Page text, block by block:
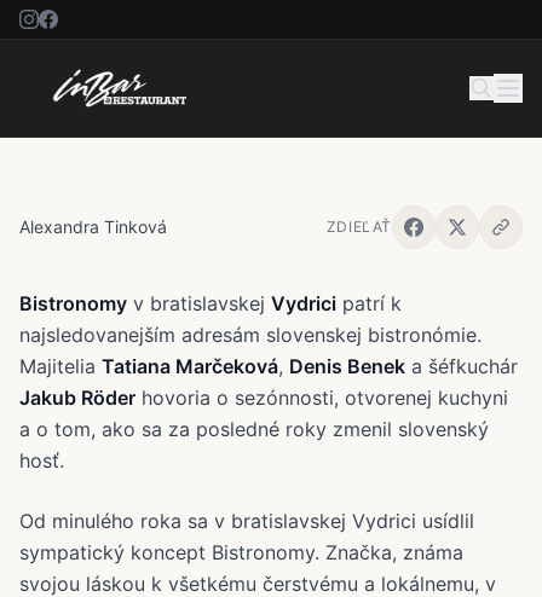
BISTRONOMY. Gastronomický
klenot na Dunaji
Alexandra Tinková ZDIEĽAŤ
Bistronomy v bratislavskej Vydrici patrí k
najsledovanejším adresám slovenskej bistronómie.
Majitelia Tatiana Marčeková, Denis Benek a šéfkuchár
Jakub Röder hovoria o sezónnosti, otvorenej kuchyni
a o tom, ako sa za posledné roky zmenil slovenský
hosť.
Od minulého roka sa v bratislavskej Vydrici usídlil
sympatický koncept Bistronomy. Značka, známa
svojou láskou k všetkému čerstvému a lokálnemu, v